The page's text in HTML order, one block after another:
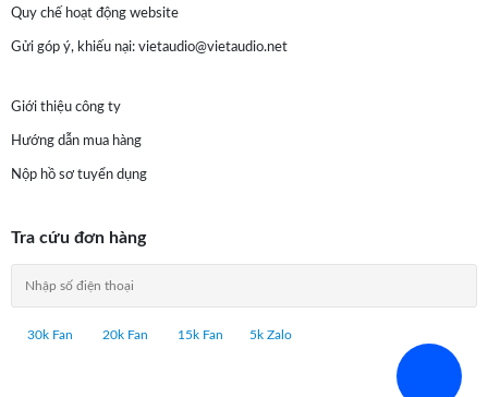
Quy chế hoạt động website
Gửi góp ý, khiếu nại: vietaudio@vietaudio.net
Giới thiệu công ty
Hướng dẫn mua hàng
Nộp hồ sơ tuyển dụng
Tra cứu đơn hàng
30k Fan 20k Fan 15k Fan 5k Zalo